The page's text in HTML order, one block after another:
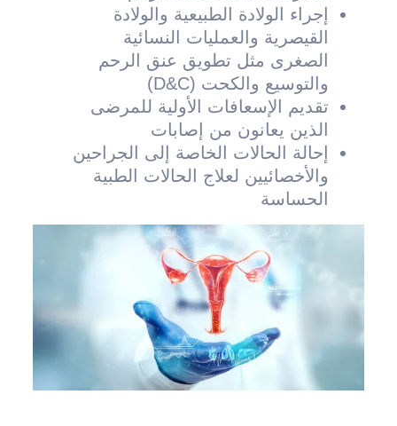
إجراء الولادة الطبيعية والولادة
القيصرية والعمليات النسائية
الصغرى مثل تطويق عنق الرحم
والتوسيع والكحت (D&C)
تقديم الإسعافات الأولية للمرضى
الذين يعانون من إصابات
إحالة الحالات الخاصة إلى الجراحين
والأخصائيين لعلاج الحالات الطبية
الحساسة